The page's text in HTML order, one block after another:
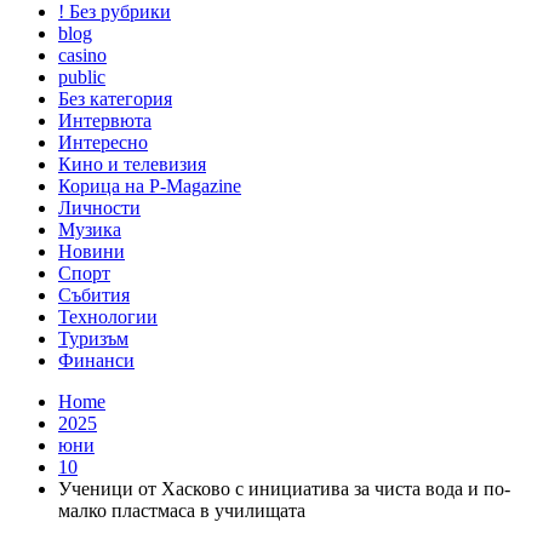
! Без рубрики
blog
casino
public
Без категория
Интервюта
Интересно
Кино и телевизия
Корица на P-Magazine
Личности
Музика
Новини
Спорт
Събития
Технологии
Туризъм
Финанси
Home
2025
юни
10
Ученици от Хасково с инициатива за чиста вода и по-
малко пластмаса в училищата